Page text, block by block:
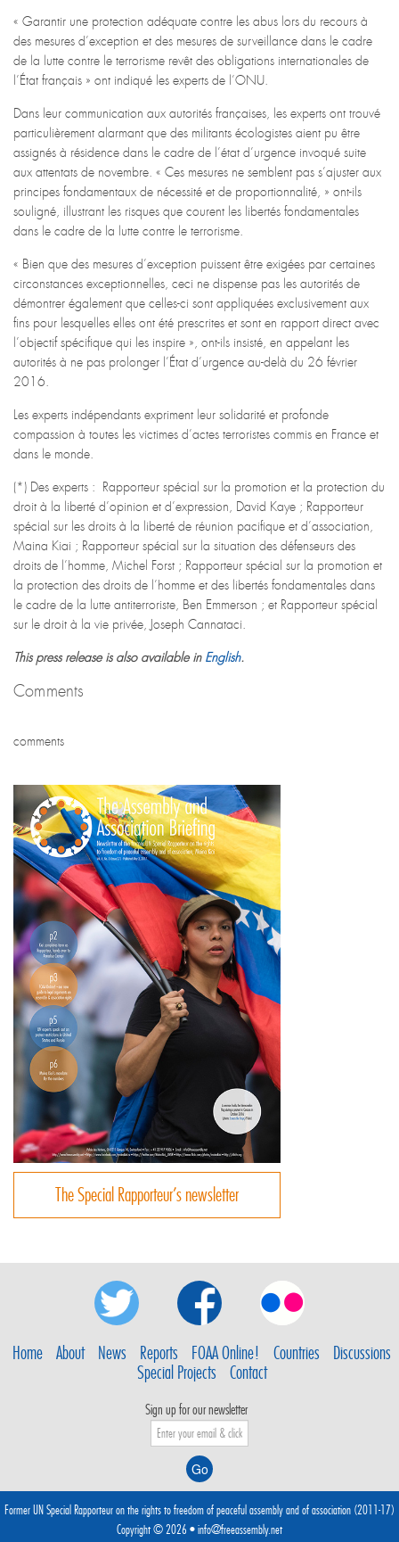
« Garantir une protection adéquate contre les abus lors du recours à
des mesures d’exception et des mesures de surveillance dans le cadre
de la lutte contre le terrorisme revêt des obligations internationales de
l’État français » ont indiqué les experts de l’ONU.
Dans leur communication aux autorités françaises, les experts ont trouvé
particulièrement alarmant que des militants écologistes aient pu être
assignés à résidence dans le cadre de l’état d’urgence invoqué suite
aux attentats de novembre. « Ces mesures ne semblent pas s’ajuster aux
principes fondamentaux de nécessité et de proportionnalité, » ont-ils
souligné, illustrant les risques que courent les libertés fondamentales
dans le cadre de la lutte contre le terrorisme.
« Bien que des mesures d’exception puissent être exigées par certaines
circonstances exceptionnelles, ceci ne dispense pas les autorités de
démontrer également que celles-ci sont appliquées exclusivement aux
fins pour lesquelles elles ont été prescrites et sont en rapport direct avec
l’objectif spécifique qui les inspire », ont-ils insisté, en appelant les
autorités à ne pas prolonger l’État d’urgence au-delà du 26 février
2016.
Les experts indépendants expriment leur solidarité et profonde
compassion à toutes les victimes d’actes terroristes commis en France et
dans le monde.
(*) Des experts : Rapporteur spécial sur la promotion et la protection du
droit à la liberté d’opinion et d’expression, David Kaye ; Rapporteur
spécial sur les droits à la liberté de réunion pacifique et d’association,
Maina Kiai ; Rapporteur spécial sur la situation des défenseurs des
droits de l’homme, Michel Forst ; Rapporteur spécial sur la promotion et
la protection des droits de l’homme et des libertés fondamentales dans
le cadre de la lutte antiterroriste, Ben Emmerson ; et Rapporteur spécial
sur le droit à la vie privée, Joseph Cannataci.
This press release is also available in English.
Comments
comments
The Special Rapporteur’s newsletter
Home About News Reports FOAA Online! Countries
Discussions
Special Projects
Contact
Sign up for our newsletter
Former UN Special Rapporteur on the rights to freedom of peaceful assembly and of association (2011-17)
Copyright © 2026 •info@freeassembly.net